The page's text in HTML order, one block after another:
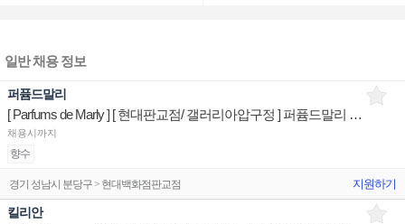
일반 채용 정보
퍼퓸드말리
[ Parfums de Marly ] [ 현대판교점/ 갤러리아압구정 ] 퍼퓸드말리 제품디스플레이 판매전문직원
채용시까지
향수
경기 성남시 분당구 > 현대백화점판교점 지원하기
킬리안